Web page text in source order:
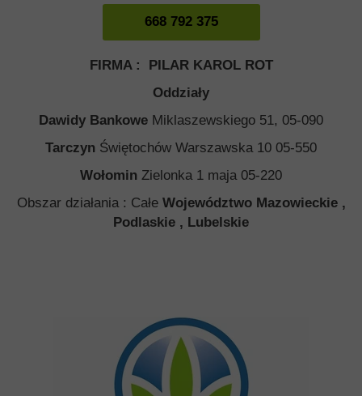
668 792 375
FIRMA : PILAR KAROL ROT
Oddziały
Dawidy Bankowe Miklaszewskiego 51, 05-090
Tarczyn Świętochów Warszawska 10 05-550
Wołomin Zielonka 1 maja 05-220
Obszar działania : Całe Województwo Mazowieckie ,
Podlaskie , Lubelskie